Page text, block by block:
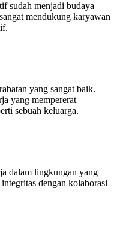
sudah menjadi budaya
mendukung karyawan
yang sangat baik.
yang mempererat
sebuah keluarga.
dalam lingkungan yang
dengan kolaborasi